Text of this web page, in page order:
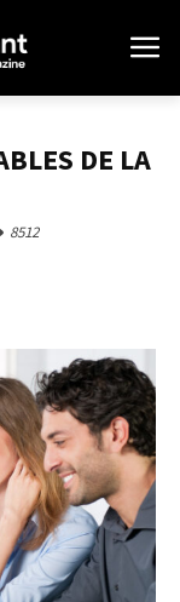
DE LA
8512